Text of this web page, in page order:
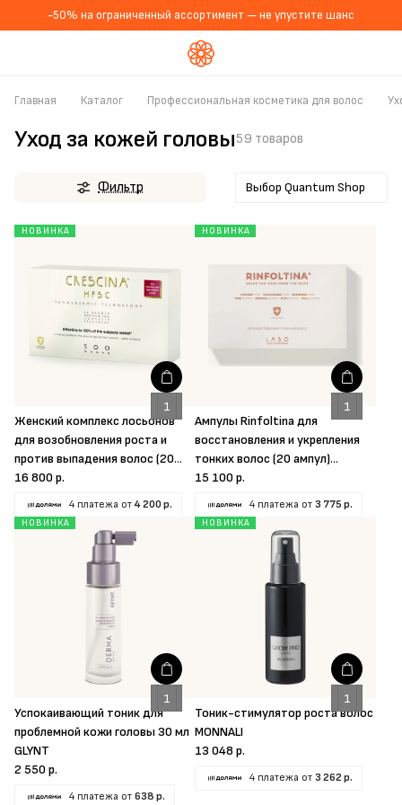
-50% на ограниченный ассортимент — не упустите шанс
Главная Каталог Профессиональная косметика для волос
Уход за кожей головы59 товаров
Фильтр Выбор Quantum Shop
НОВИНКА
Женский комплекс лосьонов
для возобновления роста и
против выпадения волос (20
ампул) Crescina
16 800 р.
4 платежа от4 200 р.
НОВИНКА
Ампулы Rinfoltina для
восстановления и укрепления
тонких волос (20 ампул)
Crescina
15 100 р.
4 платежа от 3 775 р.
НОВИНКА
Успокаивающий тоник для
проблемной кожи головы 30 мл
GLYNT
2 550 р.
4 платежа от 638 р.
НОВИНКА
Тоник-стимулятор роста волос
MONNALI
13 048 р.
4 платежа от 3 262 р.